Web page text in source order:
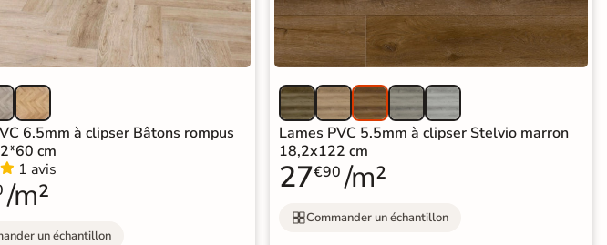
6.5mm à clipser Bâtons rompus
cm
1 avis
/m²
un échantillon
Lames PVC 5.5mm à clipser Stelvio marron
18,2x122 cm
27€90 /m²
Commander un échantillon